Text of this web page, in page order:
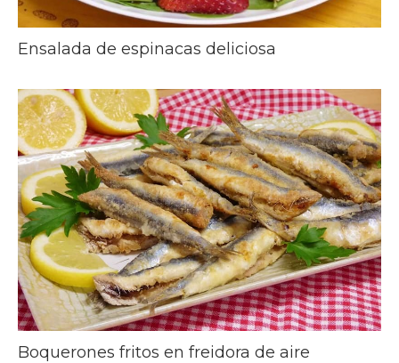
Ensalada de espinacas deliciosa
Boquerones fritos en freidora de aire